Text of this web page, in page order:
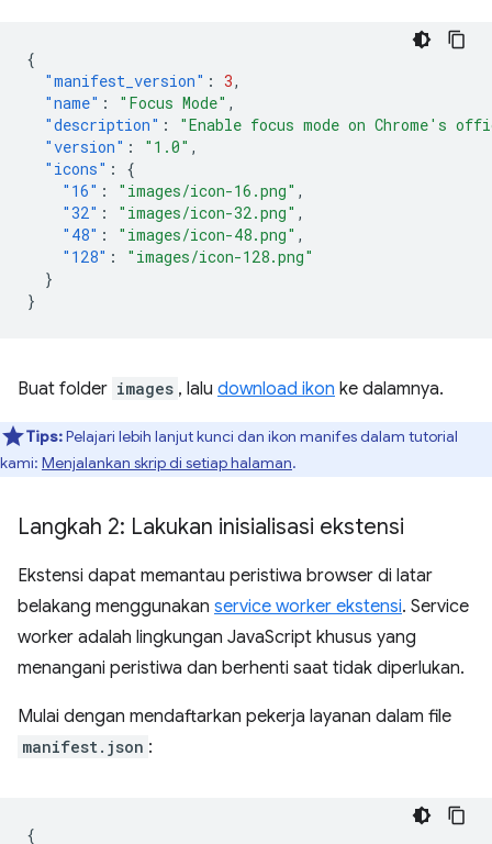
{
"manifest_version" : 3,
"name" : "Focus Mode" ,
"description" :
"Enable focus mode on Chrome's
"version" : "1.0" ,
"icons" :
{
"16" : "images/icon-16.png" ,
"32" : "images/icon-32.png" ,
"48" : "images/icon-48.png" ,
"128" :
"images/icon-128.png"
}
}
Buat folder images , lalu download ikon ke dalamnya.
Tips:Pelajari lebih lanjut kunci dan ikon manifes dalam tutorial
kami: Menjalankan skrip di setiap halaman.
Langkah 2: Lakukan inisialisasi ekstensi
Ekstensi dapat memantau peristiwa browser di latar
belakang menggunakan service worker ekstensi. Service
worker adalah lingkungan JavaScript khusus yang
menangani peristiwa dan berhenti saat tidak diperlukan.
Mulai dengan mendaftarkan pekerja layanan dalam file
manifest.json :
{